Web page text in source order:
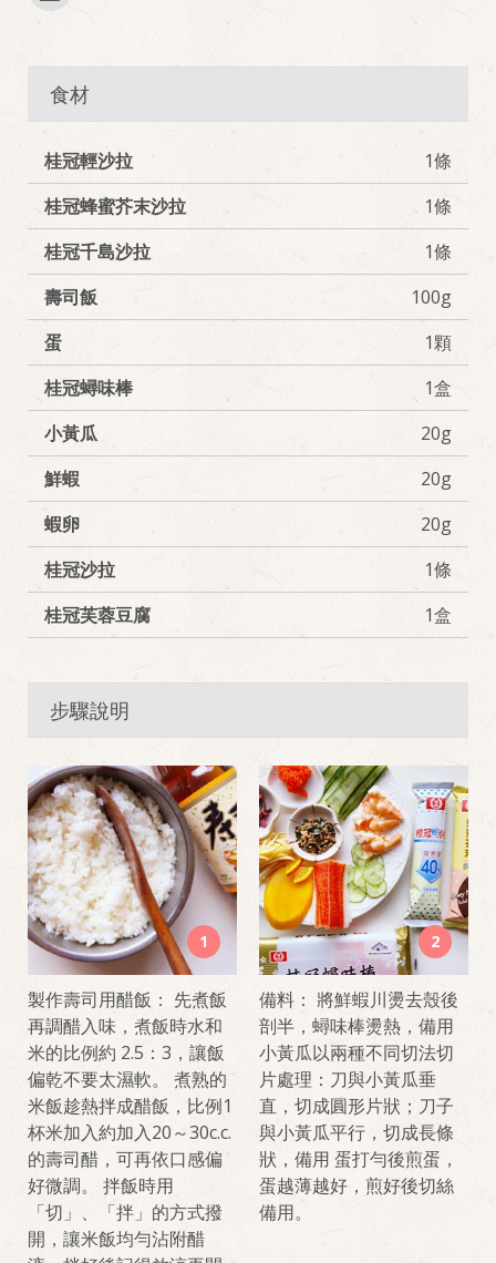
食材
桂冠輕沙拉
1條
桂冠蜂蜜芥末沙拉
1條
桂冠千島沙拉
1條
壽司飯
100g
蛋
1顆
桂冠蟳味棒
1盒
小黃瓜
20g
鮮蝦
20g
蝦卵
20g
桂冠沙拉
1條
桂冠芙蓉豆腐
1盒
步驟說明
1
製作壽司用醋飯： 先煮飯
再調醋入味，煮飯時水和
米的比例約 2.5：3，讓飯
偏乾不要太濕軟。 煮熟的
米飯趁熱拌成醋飯，比例1
杯米加入約加入20～30c.c.
的壽司醋，可再依口感偏
好微調。 拌飯時用
「切」、「拌」的方式撥
開，讓米飯均勻沾附醋
2
備料： 將鮮蝦川燙去殼後
剖半，蟳味棒燙熱，備用
小黃瓜以兩種不同切法切
片處理：刀與小黃瓜垂
直，切成圓形片狀；刀子
與小黃瓜平行，切成長條
狀，備用 蛋打勻後煎蛋，
蛋越薄越好，煎好後切絲
備用。